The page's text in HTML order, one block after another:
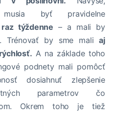
byť pravidelne
týždenne – a mali by
Trénovať by sme maliaj
A na základe toho
podnety mali pomôcť
dosiahnuť zlepšenie
parametrov čo
Okrem toho je tiež